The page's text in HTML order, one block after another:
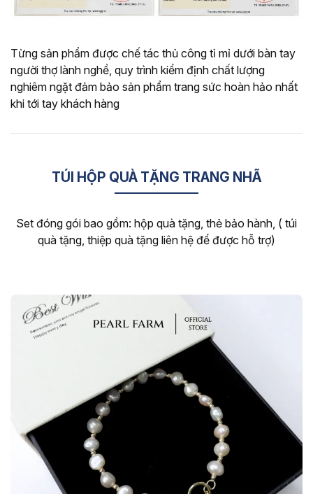
Từng sản phẩm được chế tác thủ công tỉ mỉ dưới bàn tay
người thợ lành nghề, quy trình kiểm định chất lượng
nghiêm ngặt đảm bảo sản phẩm trang sức hoàn hảo nhất
khi tới tay khách hàng
TÚI HỘP QUÀ TẶNG TRANG NHÃ
Set đóng gói bao gồm: hộp quà tặng, thẻ bảo hành, ( túi
quà tặng, thiệp quà tặng liên hệ để được hỗ trợ)